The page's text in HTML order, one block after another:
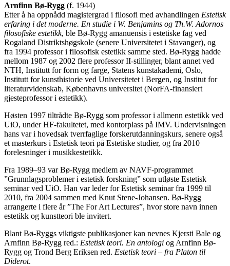
Arnfinn Bø-Rygg (f. 1944)
Etter å ha oppnådd magistergrad i filosofi med avhandlingen Estetisk
erfaring i det moderne. En studie i W. Benjamins og Th.W. Adornos
filosofiske estetikk, ble Bø-Rygg amanuensis i estetiske fag ved
Rogaland Distriktshøgskole (senere Universitetet i Stavanger), og
fra 1994 professor i filosofisk estetikk samme sted. Bø-Rygg hadde
mellom 1987 og 2002 flere professor II-stillinger, blant annet ved
NTH, Institutt for form og farge, Statens kunstakademi, Oslo,
Institutt for kunsthistorie ved Universitetet i Bergen, og Institut for
literaturvidenskab, Københavns universitet (NorFA-finansiert
gjesteprofessor i estetikk).
Høsten 1997 tiltrådte Bø-Rygg som professor i allmenn estetikk ved
UiO, under HF-fakultetet, med kontorplass på IMV. Undervisningen
hans var i hovedsak tverrfaglige forskerutdanningskurs, senere også
et masterkurs i Estetisk teori på Estetiske studier, og fra 2010
forelesninger i musikkestetikk.
Fra 1989–93 var Bø-Rygg medlem av NAVF-programmet
”Grunnlagsproblemer i estetisk forskning” som utløste Estetisk
seminar ved UiO. Han var leder for Estetisk seminar fra 1999 til
2010, fra 2004 sammen med Knut Stene-Johansen. Bø-Rygg
arrangerte i flere år ”The For Art Lectures”, hvor store navn innen
estetikk og kunstteori ble invitert.
Blant Bø-Ryggs viktigste publikasjoner kan nevnes Kjersti Bale og
Arnfinn Bø-Rygg red.: Estetisk teori. En antologi og Arnfinn Bø-
Rygg og Trond Berg Eriksen red. Estetisk teori – fra Platon til
Diderot.